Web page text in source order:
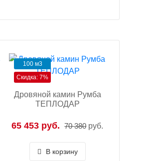
100 м3
Скидка: 7%
Дровяной камин Румба
ТЕПЛОДАР
65 453 руб. 70 380 руб.
В корзину